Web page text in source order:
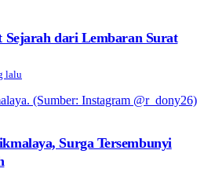
Sejarah dari Lembaran Surat
lalu
Surga Tersembunyi